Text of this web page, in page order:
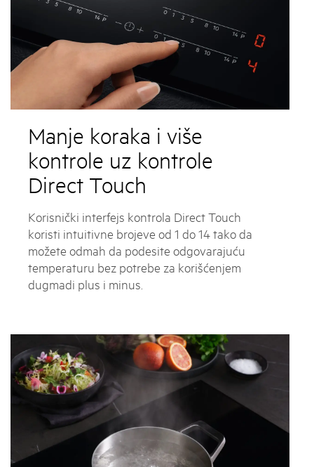
Manje koraka i više
kontrole uz kontrole
Direct Touch
Korisnički interfejs kontrola Direct Touch
koristi intuitivne brojeve od 1 do 14 tako da
možete odmah da podesite odgovarajuću
temperaturu bez potrebe za korišćenjem
dugmadi plus i minus.